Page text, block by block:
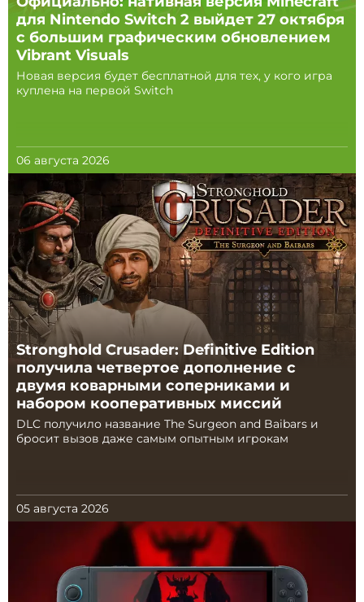
для Nintendo Switch 2 выйдет 27 октября
с большим графическим обновлением
Vibrant Visuals
Новая версия будет бесплатной для тех, у кого игра
куплена на первой Switch
06 августа 2026
Stronghold Crusader: Definitive Edition
получила четвертое дополнение с
двумя коварными соперниками и
набором кооперативных миссий
DLC получило название The Surgeon and Baibars и
бросит вызов даже самым опытным игрокам
05 августа 2026